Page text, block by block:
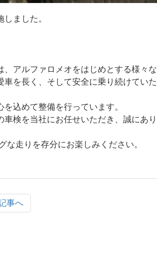
ました。
アルファロメオをはじめとする様々な
を長く、そして安全に乗り続けていた
込めて整備を行っています。
検を当社にお任せいただき、誠にあり
走りを存分にお楽しみください。
事へ